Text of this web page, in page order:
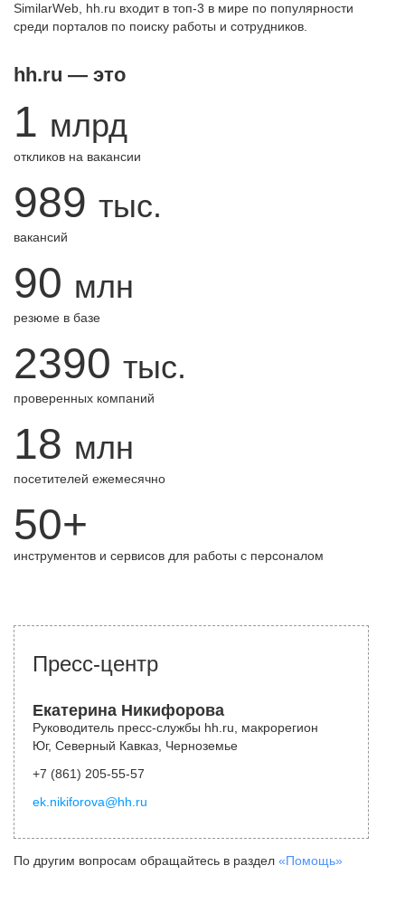
SimilarWeb, hh.ru входит в топ-3 в мире по популярности
среди порталов по поиску работы и сотрудников.
hh.ru — это
1 млрд
откликов на вакансии
989 тыс.
вакансий
90 млн
резюме в базе
2390 тыс.
проверенных компаний
18 млн
посетителей ежемесячно
50+
инструментов и сервисов для работы с персоналом
Пресс-центр
Екатерина Никифорова
Руководитель пресс-службы hh.ru, макрорегион
Юг, Северный Кавказ, Черноземье
+7 (861) 205-55-57
ek.nikiforova@hh.ru
По другим вопросам обращайтесь в раздел «Помощь»